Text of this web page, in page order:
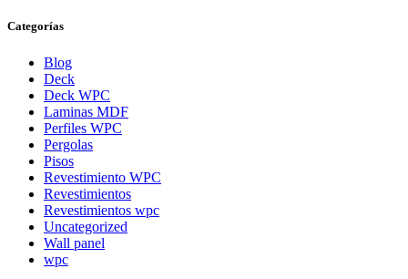
Categorías
Blog
Deck
Deck WPC
Laminas MDF
Perfiles WPC
Pergolas
Pisos
Revestimiento WPC
Revestimientos
Revestimientos wpc
Uncategorized
Wall panel
wpc